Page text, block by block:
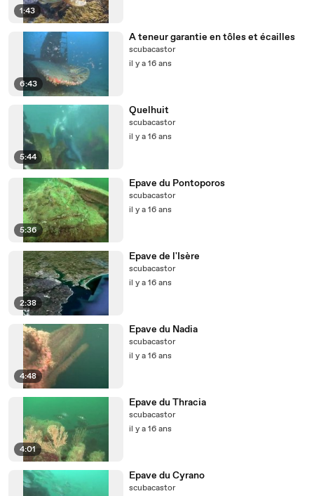
1:43
6:43
A teneur garantie en tôles et écailles
scubacastor
il y a 16 ans
5:44
Quelhuit
scubacastor
il y a 16 ans
5:36
Epave du Pontoporos
scubacastor
il y a 16 ans
2:38
Epave de l'Isère
scubacastor
il y a 16 ans
4:48
Epave du Nadia
scubacastor
il y a 16 ans
4:01
Epave du Thracia
scubacastor
il y a 16 ans
Epave du Cyrano
scubacastor